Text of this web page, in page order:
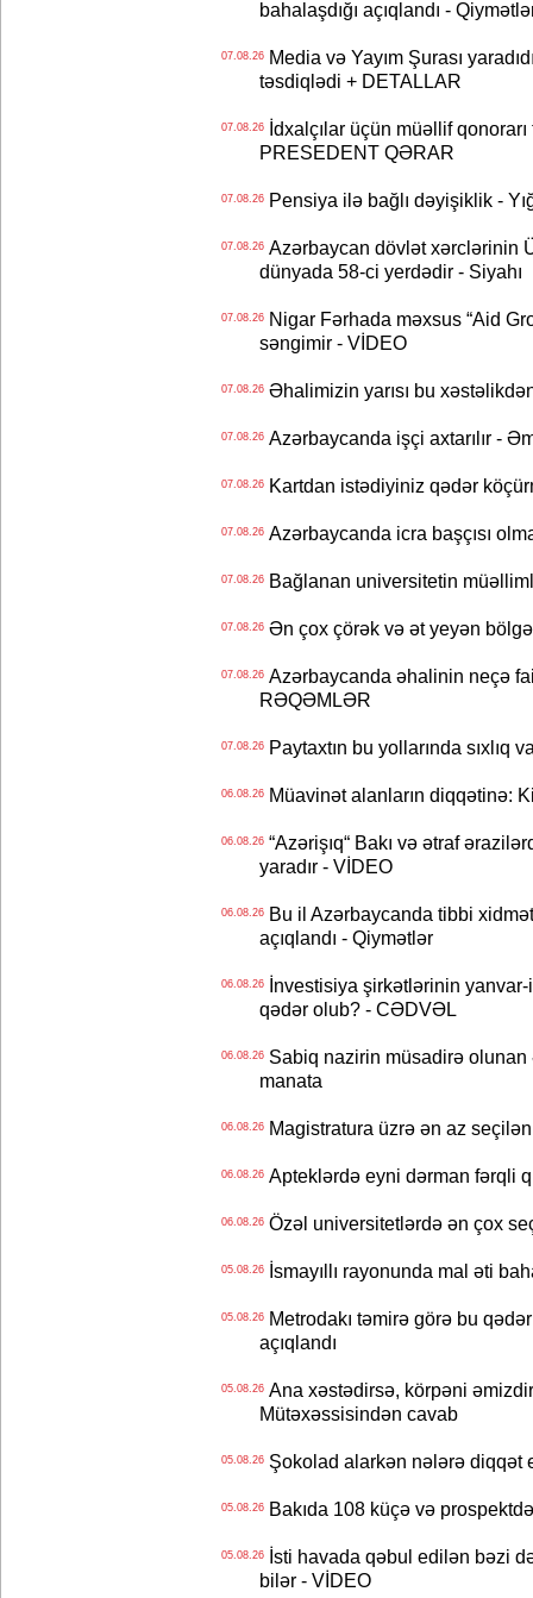
bahalaşdığı açıqlandı -
07.08.26Media və Yayım Şurası
təsdiqlədi + DETALLAR
07.08.26İdxalçılar üçün müəllif
PRESEDENT QƏRAR
07.08.26Pensiya ilə bağlı dəyişiklik -
07.08.26Azərbaycan dövlət xərclərinin
dünyada 58-ci yerdədir - Siyahı
07.08.26Nigar Fərhada məxsus “Aid
səngimir - VİDEO
07.08.26Əhalimizin yarısı bu
07.08.26Azərbaycanda işçi axtarılır -
07.08.26Kartdan istədiyiniz qədər
07.08.26Azərbaycanda icra başçısı
07.08.26Bağlanan universitetin
07.08.26Ən çox çörək və ət yeyən
07.08.26Azərbaycanda əhalinin neçə
RƏQƏMLƏR
07.08.26Paytaxtın bu yollarında sıxlıq
06.08.26Müavinət alanların diqqətinə:
06.08.26“Azərişıq“ Bakı və ətraf
yaradır - VİDEO
06.08.26Bu il Azərbaycanda tibbi
açıqlandı - Qiymətlər
06.08.26İnvestisiya şirkətlərinin yanvar-
qədər olub? - CƏDVƏL
06.08.26Sabiq nazirin müsadirə olunan
manata
06.08.26Magistratura üzrə ən az
06.08.26Apteklərdə eyni dərman fərqli
06.08.26Özəl universitetlərdə ən çox
05.08.26İsmayıllı rayonunda mal əti
05.08.26Metrodakı təmirə görə bu
açıqlandı
05.08.26Ana xəstədirsə, körpəni
Mütəxəssisindən cavab
05.08.26Şokolad alarkən nələrə diqqət
05.08.26Bakıda 108 küçə və
05.08.26İsti havada qəbul edilən bəzi
bilər - VİDEO